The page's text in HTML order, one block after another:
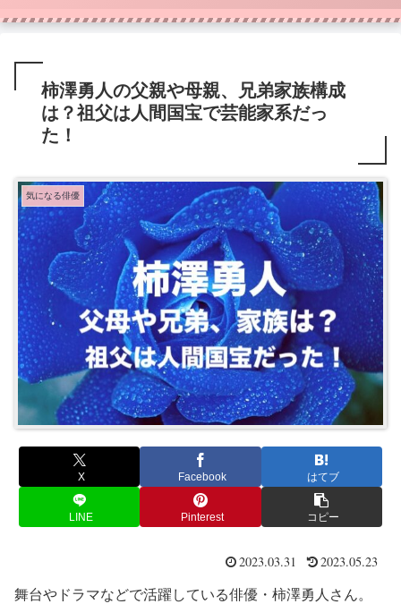
柿澤勇人の父親や母親、兄弟家族構成
は？祖父は人間国宝で芸能家系だっ
た！
気になる俳優
X Facebook はてブ
LINE Pinterest コピー
2023.03.31 2023.05.23
舞台やドラマなどで活躍している俳優・柿澤勇人さん。